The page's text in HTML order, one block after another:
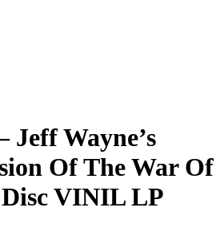
Jeff Wayne’s
Of The War Of
VINIL LP